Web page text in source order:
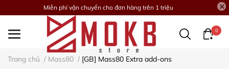
Miễn phí vận chuyển cho đơn hàng trên 1 triệu
0
Trang chủ / Mass80 / [GB] Mass80 Extra add-ons